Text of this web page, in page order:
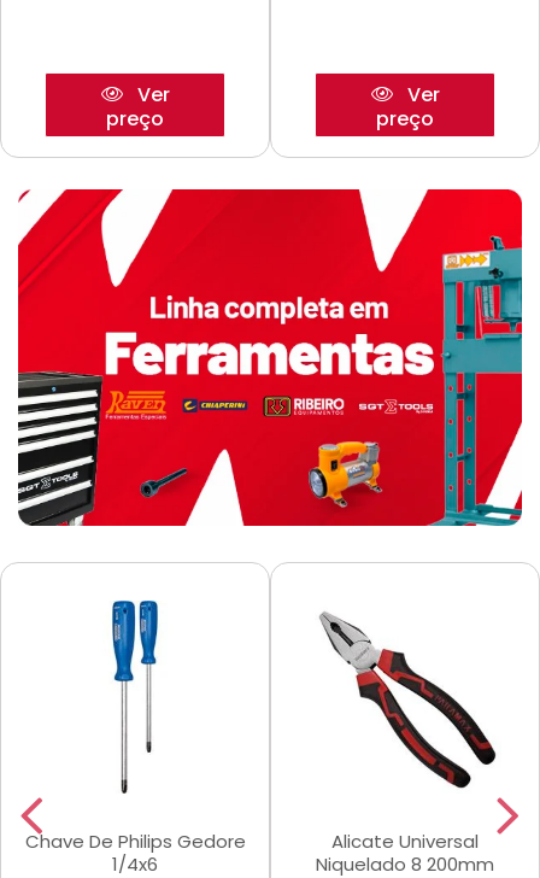
Ver
preço
Ver
preço
Chave De Philips Gedore
1/4x6
Alicate Universal
Niquelado 8 200mm